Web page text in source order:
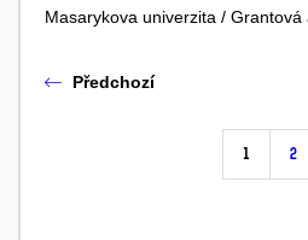
Masarykova univerzita / Grantová
Předchozí
1 2